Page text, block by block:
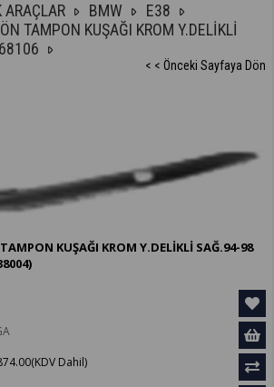
ARAÇLAR BMW
E38
TAMPON KUŞAĞI KROM Y.DELİKLİ
< < Önceki Sayfaya Dön
KUŞAĞI KROM Y.DELİKLİ SAĞ.94-98
(KDV Dahil)